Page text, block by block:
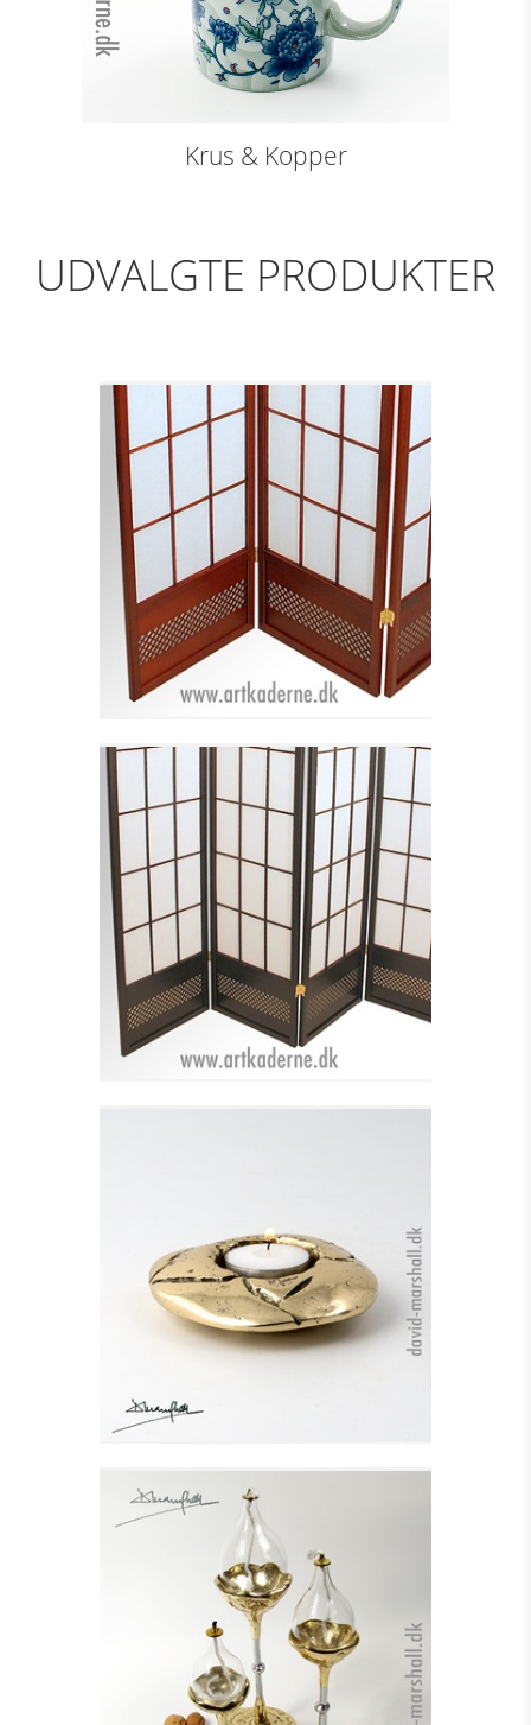
Krus & Kopper
UDVALGTE PRODUKTER
3-FLØJET
FOLDESKÆRM M.
KANT, BRUN
Se detajler
4-DELT SORT
SHOJISKÆRM MED
KANT - UDSOLGT
Se detajler
FYRFADSSTAGE,
TORTUGA I, MESSING
Se detajler
OLIELAMPE I GLAS -
LILLE
Se detajler